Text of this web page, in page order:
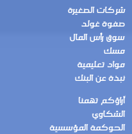
شركات الصغيرة
صفوة غولد
سوق رأس المال
مسك
مواد تعليمية
نبذة عن البنك
آراؤكم تهمنا
الشكاوي
الحوكمة المؤسسية